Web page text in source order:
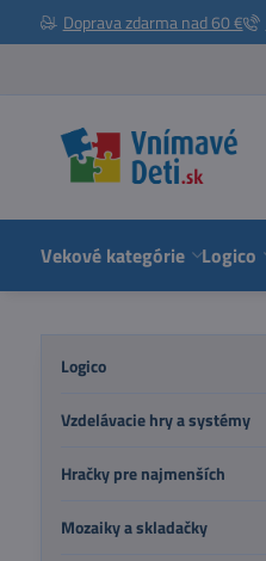
Doprava zdarma nad 60 €
Vekové kategórie Logico
Logico
Vzdelávacie hry a systémy
Hračky pre najmenších
Mozaiky a skladačky